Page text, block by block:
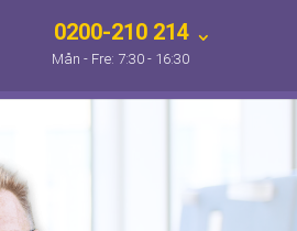
0200-210 214